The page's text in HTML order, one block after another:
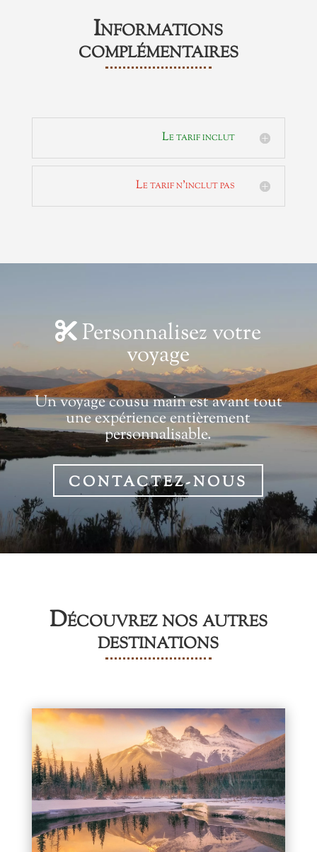
Informations
complémentaires
Le tarif inclut
Le tarif n'inclut pas
Personnalisez votre
voyage
Un voyage cousu main est avant tout
une expérience entièrement
personnalisable.
CONTACTEZ-NOUS
Découvrez nos autres
destinations